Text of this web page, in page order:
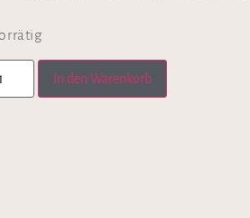
In den Warenkorb